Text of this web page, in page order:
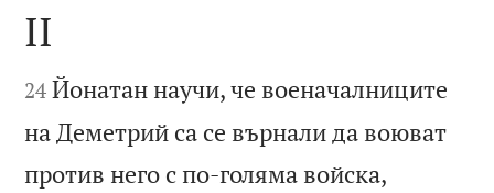

II

24 Йонатан научи, че военачалниците
на Деметрий са се върнали да воюват
против него с по-голяма войска,